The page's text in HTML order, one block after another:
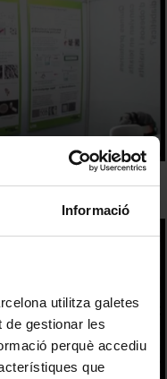
Informació
utilitza galetes
de gestionar les
perquè accediu
que